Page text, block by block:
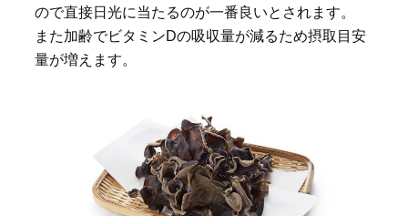
ので直接日光に当たるのが一番良いとされます。
また加齢でビタミンDの吸収量が減るため摂取目安
量が増えます。